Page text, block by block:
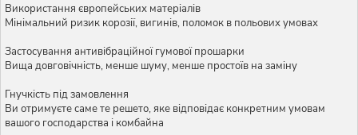
Використання європейських матеріалів
Мінімальний ризик корозії, вигинів, поломок в польових умовах
Застосування антивібраційної гумової прошарки
Вища довговічність, менше шуму, менше простоїв на заміну
Гнучкість під замовлення
Ви отримуєте саме те решето, яке відповідає конкретним умовам
вашого господарства і комбайна